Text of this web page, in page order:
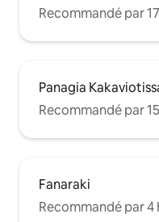
Recommandé par
Panagia
Recommandé par
Fanaraki
Recommandé par